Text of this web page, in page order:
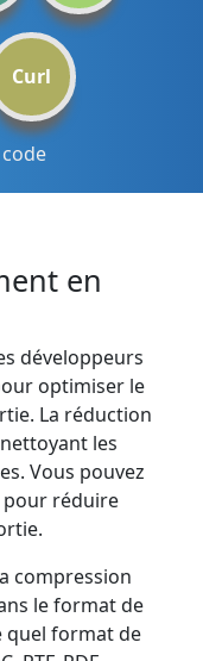
Curl
en
développeurs
optimiser le
La réduction
les
Vous pouvez
pour réduire
compression
le format de
quel format de